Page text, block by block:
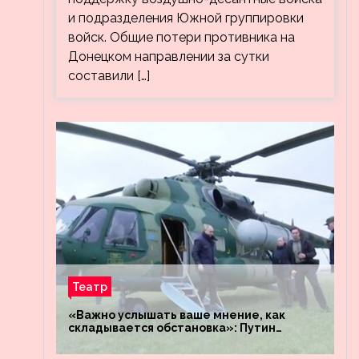
и подразделения Южной группировки
войск. Общие потери противника на
Донецком направлении за сутки
составили […]
Театр
«Важно услышать ваше мнение, как
складывается обстановка»: Путин
«Днепр» и «Восток»